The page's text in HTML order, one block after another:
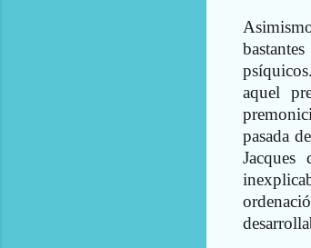
aquel
pasada